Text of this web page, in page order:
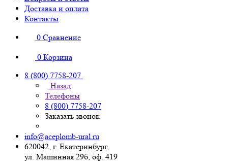
Доставка и оплата
Контакты
0 Сравнение
0 Корзина
8 (800) 7758-207
Назад
Телефоны
8 (800) 7758-207
Заказать звонок
info@aceplomb-ural.ru
620042, г. Екатеринбург,
ул. Машинная 29б, оф. 419